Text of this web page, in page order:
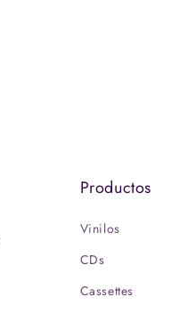
Productos
Vinilos
CDs
Cassettes